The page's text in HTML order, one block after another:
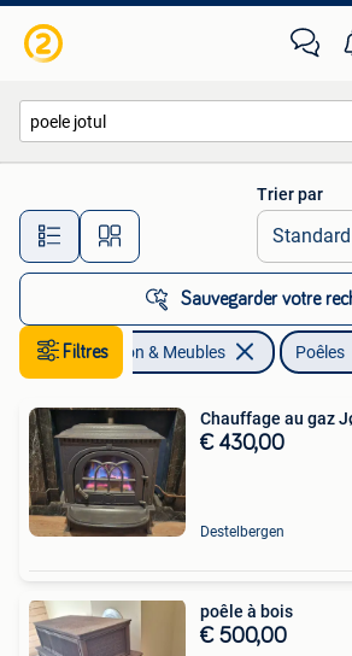
Toutes les distances…
Trier par
Sauvegarder votre
FiltresMaison & Meubles Poêles
Chauffage au gaz
€ 430,00
Destelbergen
poêle à bois
€ 500,00